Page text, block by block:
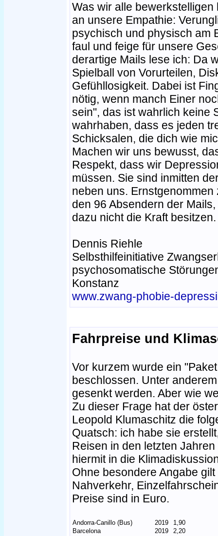
Was wir alle
an unsere Empathie:
psychisch und physisch am
faul und feige für unsere
derartige Mails lese ich: Da
Spielball von Vorurteilen,
Gefühllosigkeit. Dabei ist
nötig, wenn manch Einer
sein", das ist wahrlich keine
wahrhaben, dass es jeden
Schicksalen, die dich wie
Machen wir uns bewusst,
Respekt, dass wir
müssen. Sie sind inmitten
neben uns.
den 96 Absendern der
dazu nicht die Kraft besitzen.
Dennis Riehle
Selbsthilfeinitiative
psychosomatische
Konstanz
www.zwang-phobie-
Fahrpreise und
Vor kurzem wurde ein
beschlossen. Unter
gesenkt werden. Aber wie
Zu dieser Frage hat der
Leopold Klumaschitz die
Quatsch: ich habe sie
Reisen in den letzten
hiermit in die
Ohne besondere Angabe
Nahverkehr,
Preise sind in Euro.
Andorra-Canillo (Bus) 2019
1,90
Barcelona
2019
2,20